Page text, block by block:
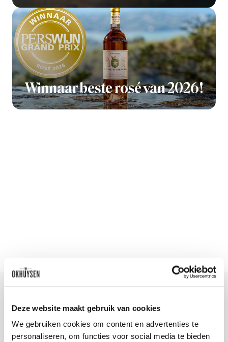
Deze website maakt gebruik van cookies
We gebruiken cookies om content en advertenties te
personaliseren, om functies voor social media te bieden
Winnaar beste rosé van 2026!
Blijf op de hoogte
Ontvang het laatste wijnnieuws, proeverijen en
evenementen